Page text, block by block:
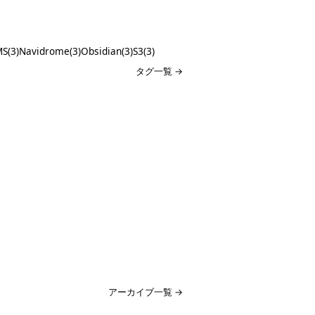
Navidrome(3)Obsidian(3)S3(3)
タグ一覧 →
アーカイブ一覧 →